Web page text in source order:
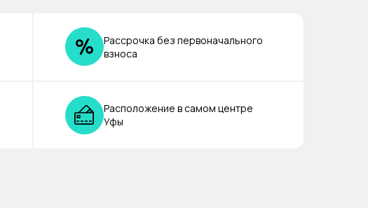
Рассрочка без первоначального
взноса
Расположение в самом центре
Уфы